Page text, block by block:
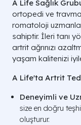
A Life Sağlık
ortopedi ve
romatoloji
sahiptir. İleri tanı
artrit ağrınızı
yaşam kalitenizi
A Life'ta Artrit
Deneyimli ve
size en doğru
oluşturur.